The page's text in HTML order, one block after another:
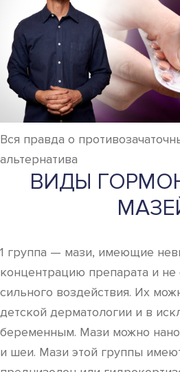
Вся правда о
альтернатива
ВИДЫ
1 группа — мази, имеющие
концентрацию препарата и
сильного воздействия. Их
детской дерматологии и в
беременным. Мази можно
и шеи. Мази этой группы